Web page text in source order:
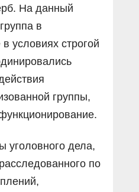
На данный
в
условиях строгой
группы,
уголовного дела,
по